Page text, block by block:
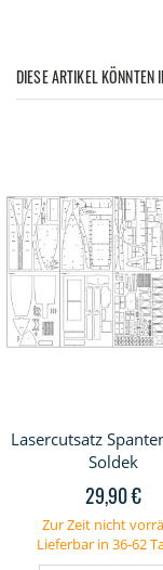
DIESE ARTIKEL KÖNNTEN
Lasercutsatz
Soldek
29,90 €
Zur Zeit nicht
Lieferbar in 36-62